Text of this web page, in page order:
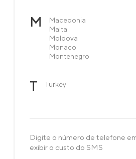
M
Macedonia
Malta
Moldova
Monaco
Montenegro
T Turkey
Digite o número de telefone
exibir o custo do SMS